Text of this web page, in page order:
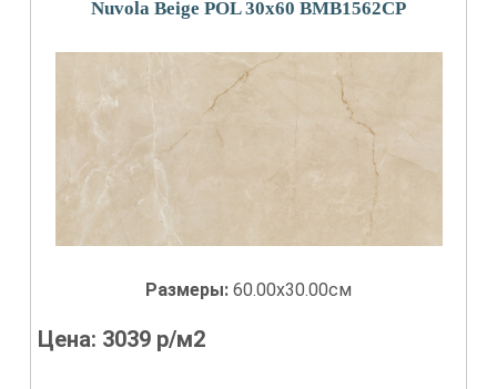
Nuvola Beige POL 30x60 BMB1562CP
Размеры: 60.00x30.00см
Цена: 3039 р/м2